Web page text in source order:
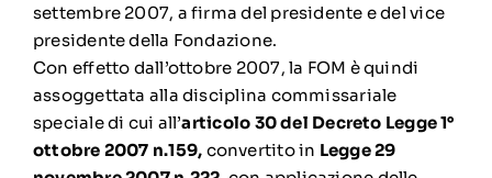
settembre 2007, a firma del presidente e del vice
presidente della Fondazione.
Con effetto dall’ottobre 2007, la FOM è quindi
assoggettata alla disciplina commissariale
speciale di cui all’articolo 30 del Decreto Legge 1°
ottobre 2007 n.159, convertito in Legge 29